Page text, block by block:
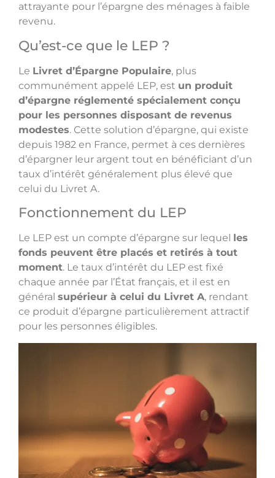
attrayante pour l’épargne des ménages à faible
revenu.
Qu’est-ce que le LEP ?
Le Livret d’Épargne Populaire, plus
communément appelé LEP, est un produit
d’épargne réglementé spécialement conçu
pour les personnes disposant de revenus
modestes. Cette solution d’épargne, qui existe
depuis 1982 en France, permet à ces dernières
d’épargner leur argent tout en bénéficiant d’un
taux d’intérêt généralement plus élevé que
celui du Livret A.
Fonctionnement du LEP
Le LEP est un compte d’épargne sur lequel les
fonds peuvent être placés et retirés à tout
moment. Le taux d’intérêt du LEP est fixé
chaque année par l’État français, et il est en
général supérieur à celui du Livret A, rendant
ce produit d’épargne particulièrement attractif
pour les personnes éligibles.